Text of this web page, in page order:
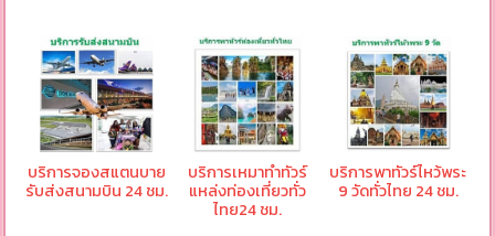
บริการจองสแตนบาย
รับส่งสนามบิน 24 ชม.
บริการเหมาทำทัวร์
แหล่งท่องเที่ยวทั่ว
ไทย24 ชม.
บริการพาทัวร์ไหว้พระ
9 วัดทั่วไทย 24 ชม.